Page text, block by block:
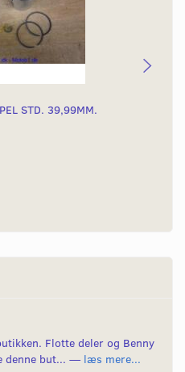
STD. 39,99MM.
Flotte deler og Benny
denne but... — læs mere...